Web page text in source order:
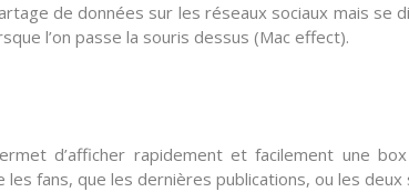
de données sur lesréseaux sociaux mais se
l’on passe la souris dessus (Mac effect).
d’afficher rapidement et facilement une
les fans, que les dernières publications, ou les deux